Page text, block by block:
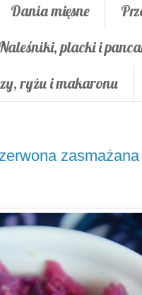
Dania mięsne
Naleśniki, placki i
ryżu i makaronu
zasmażana